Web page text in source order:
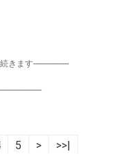
きます-----------------
5 > >>|